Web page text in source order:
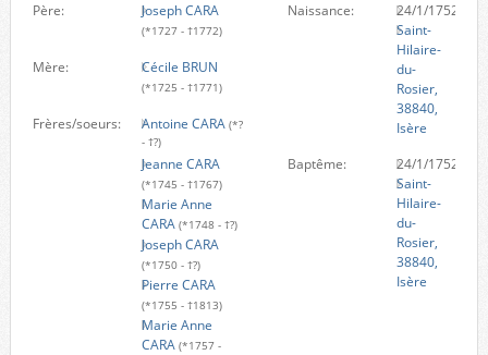
Père: Joseph CARA
(*1727 - †1772)
Mère: Cécile BRUN
(*1725 - †1771)
Frères/soeurs: Antoine CARA (*?
- †?)
Jeanne CARA
(*1745 - †1767)
Marie Anne
CARA (*1748 - †?)
Joseph CARA
(*1750 - †?)
Pierre CARA
(*1755 - †1813)
Marie Anne
CARA (*1757 -
Naissance:
24/1/1752
Saint-
Hilaire-
du-
Rosier,
38840,
Isère
Baptême:
24/1/1752
Saint-
Hilaire-
du-
Rosier,
38840,
Isère